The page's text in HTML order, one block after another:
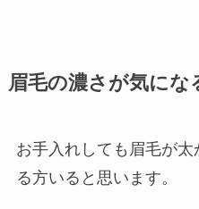
眉毛の濃さが気にな
お手入れしても眉毛が
る方いると思います。